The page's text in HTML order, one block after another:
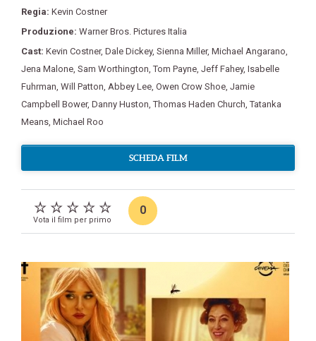
Regia: Kevin Costner
Produzione: Warner Bros. Pictures Italia
Cast: Kevin Costner, Dale Dickey, Sienna Miller, Michael Angarano,
Jena Malone, Sam Worthington,Tom Payne, Jeff Fahey, Isabelle
Fuhrman, Will Patton, Abbey Lee, Owen Crow Shoe, Jamie
Campbell Bower, Danny Huston,Thomas Haden Church,Tatanka
Means, Michael Roo
SCHEDA FILM
Vota il film per primo
0